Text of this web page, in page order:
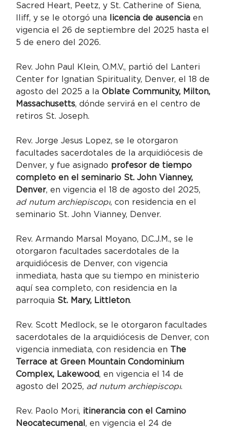
Sacred Heart, Peetz, y St. Catherine of Siena,
Iliff, y se le otorgó una
licencia de ausencia en
vigencia el 26 de septiembre del 2025 hasta el
5 de enero del 2026.
Rev. John Paul Klein, O.M.V., partió del Lanteri
Center for Ignatian Spirituality, Denver, el 18 de
agosto del 2025 a la Oblate Community, Milton,
Massachusetts, dónde servirá en el centro de
retiros St. Joseph.
Rev. Jorge Jesus Lopez, se le otorgaron
facultades sacerdotales de la arquidiócesis de
Denver, y fue asignado profesor de tiempo
completo en el seminario St. John Vianney,
Denver, en vigencia el 18 de agosto del 2025,
ad nutum archiepiscopi, con residencia en el
seminario St. John Vianney, Denver.
Rev. Armando Marsal Moyano, D.C.J.M., se le
otorgaron facultades sacerdotales de la
arquidiócesis de Denver, con vigencia
inmediata, hasta que su tiempo en ministerio
aquí sea completo, con residencia en la
parroquia St. Mary, Littleton.
Rev. Scott Medlock, se le otorgaron facultades
sacerdotales de la arquidiócesis de Denver, con
vigencia inmediata, con residencia en The
Terrace at Green Mountain Condominium
Complex, Lakewood, en vigencia el 14 de
agosto del 2025, ad nutum archiepiscopi.
Rev. Paolo Mori, itinerancia con el Camino
Neocatecumenal, en vigencia el 24 de